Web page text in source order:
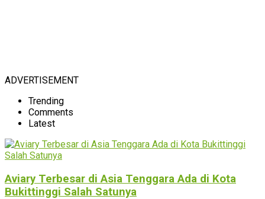
ADVERTISEMENT
Trending
Comments
Latest
Aviary Terbesar di Asia Tenggara Ada di Kota
Bukittinggi Salah Satunya